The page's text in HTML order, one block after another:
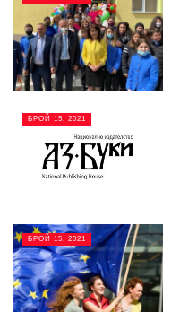
БРОЙ 15, 2021
БРОЙ 15, 2021